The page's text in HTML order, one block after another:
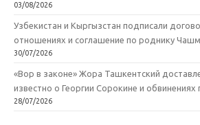
03/08/2026
Узбекистан и Кыргызстан подписали
отношениях и соглашение по роднику
30/07/2026
«Вор в законе» Жора Ташкентский
известно о Георгии Сорокине и обвинениях
28/07/2026